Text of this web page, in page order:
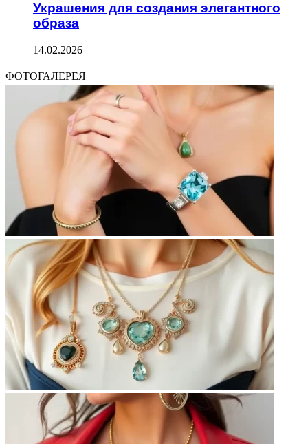
Украшения для создания элегантного
образа
14.02.2026
ФОТОГАЛЕРЕЯ